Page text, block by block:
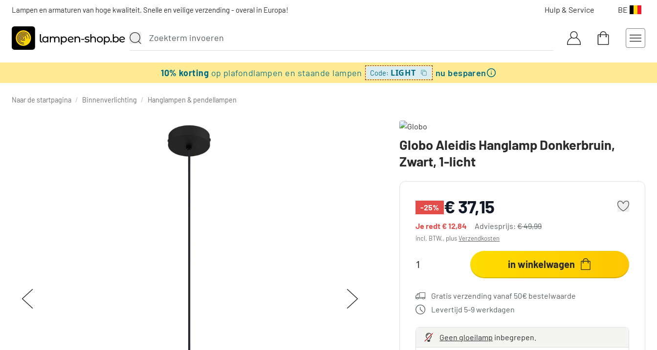
Lampen en armaturen van hoge kwaliteit. Snelle en veilige verzending - overal in Europa! Hulp & Service BE
10% korting op plafondlampen en staande lampen Code: LIGHT nu besparen
Naar de startpagina / Binnenverlichting / Hanglampen & pendellampen
Globo Aleidis Hanglamp Donkerbruin,
Zwart, 1-licht
-25% € 37,15
Je redt€ 12,84 Adviesprijs:€ 49,99
incl. BTW., plusVerzendkosten
in winkelwagen
Gratis verzending vanaf 50€ bestelwaarde
Levertijd 5-9 werkdagen
Geen gloeilamp inbegrepen.